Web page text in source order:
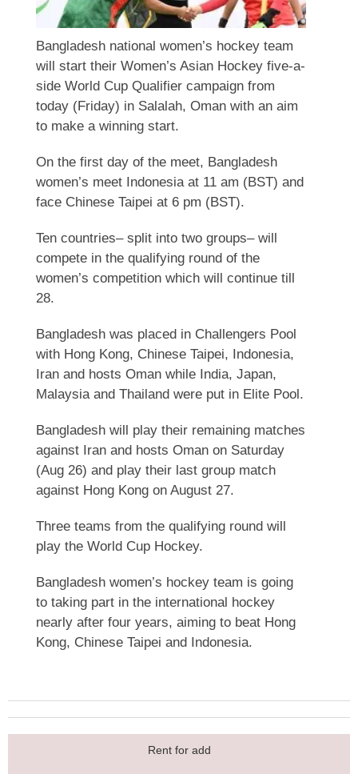
Bangladesh national women’s hockey team
will start their Women’s Asian Hockey five-a-
side World Cup Qualifier campaign from
today (Friday) in Salalah, Oman with an aim
to make a winning start.
On the first day of the meet, Bangladesh
women’s meet Indonesia at 11 am (BST) and
face Chinese Taipei at 6 pm (BST).
Ten countries– split into two groups– will
compete in the qualifying round of the
women’s competition which will continue till
28.
Bangladesh was placed in Challengers Pool
with Hong Kong, Chinese Taipei, Indonesia,
Iran and hosts Oman while India, Japan,
Malaysia and Thailand were put in Elite Pool.
Bangladesh will play their remaining matches
against Iran and hosts Oman on Saturday
(Aug 26) and play their last group match
against Hong Kong on August 27.
Three teams from the qualifying round will
play the World Cup Hockey.
Bangladesh women’s hockey team is going
to taking part in the international hockey
nearly after four years, aiming to beat Hong
Kong, Chinese Taipei and Indonesia.
Rent for add